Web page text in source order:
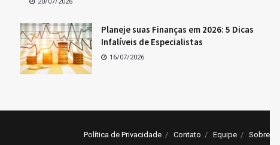
Planeje suas Finanças em 2026: 5 Dicas
Infalíveis de Especialistas
16/07/2026
Política de Privacidade Contato Equipe Sobre